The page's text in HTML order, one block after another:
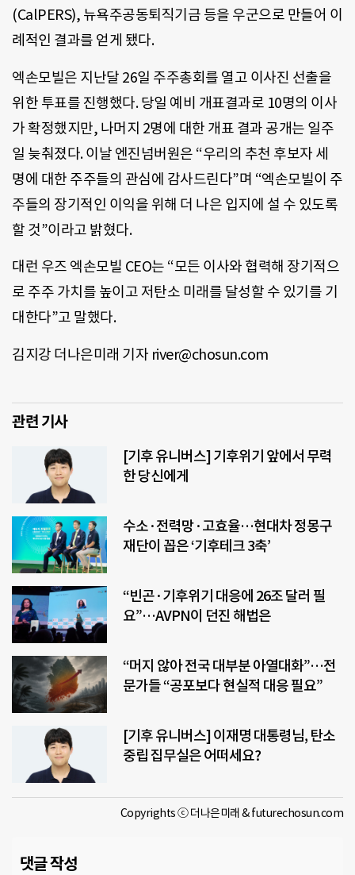
(CalPERS), 뉴욕주공동퇴직기금 등을 우군으로 만들어 이
례적인 결과를 얻게 됐다.
엑손모빌은 지난달 26일 주주총회를 열고 이사진 선출을
위한 투표를 진행했다. 당일 예비 개표결과로 10명의 이사
가 확정했지만, 나머지 2명에 대한 개표 결과 공개는 일주
일 늦춰졌다. 이날 엔진넘버원은 “우리의 추천 후보자 세
명에 대한 주주들의 관심에 감사드린다”며 “엑손모빌이 주
주들의 장기적인 이익을 위해 더 나은 입지에 설 수 있도록
할 것”이라고 밝혔다.
대런 우즈 엑손모빌 CEO는 “모든 이사와 협력해 장기적으
로 주주 가치를 높이고 저탄소 미래를 달성할 수 있기를 기
대한다”고 말했다.
김지강 더나은미래 기자 river@chosun.com
관련 기사
[기후 유니버스] 기후위기 앞에서 무력
한 당신에게
수소·전력망·고효율…현대차 정몽구
재단이 꼽은 ‘기후테크 3축’
“빈곤·기후위기 대응에 26조 달러 필
요”…AVPN이 던진 해법은
“머지 않아 전국 대부분 아열대화”…전
문가들 “공포보다 현실적 대응 필요”
[기후 유니버스] 이재명 대통령님, 탄소
중립 집무실은 어떠세요?
Copyrights ⓒ 더나은미래 & futurechosun.com
댓글 작성